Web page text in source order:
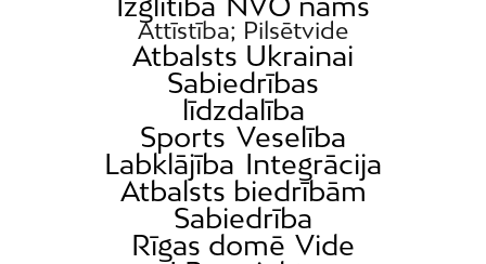
Attīstība; Pilsētvide
Atbalsts Ukrainai
Sabiedrības
līdzdalība
Sports Veselība
Labklājība Integrācija
Atbalsts biedrībām
Sabiedrība
Rīgas domē Vide